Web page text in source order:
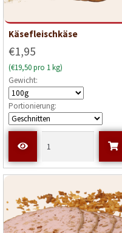
Käsefleischkäse
€1,95
(€19,50 pro 1 kg)
Gewicht:
Portionierung: